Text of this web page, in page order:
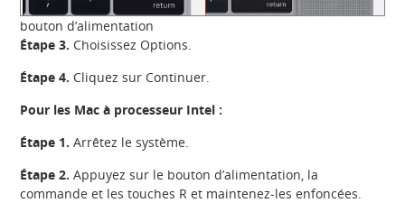
bouton d’alimentation
Étape 3. Choisissez Options.
Étape 4. Cliquez sur Continuer.
Pour les Mac à processeur Intel :
Étape 1. Arrêtez le système.
Étape 2.Appuyez sur le bouton d’alimentation, la
commande et les touches R et maintenez-les enfoncées.